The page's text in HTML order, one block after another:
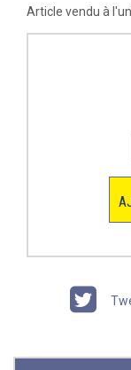
Article vendu à